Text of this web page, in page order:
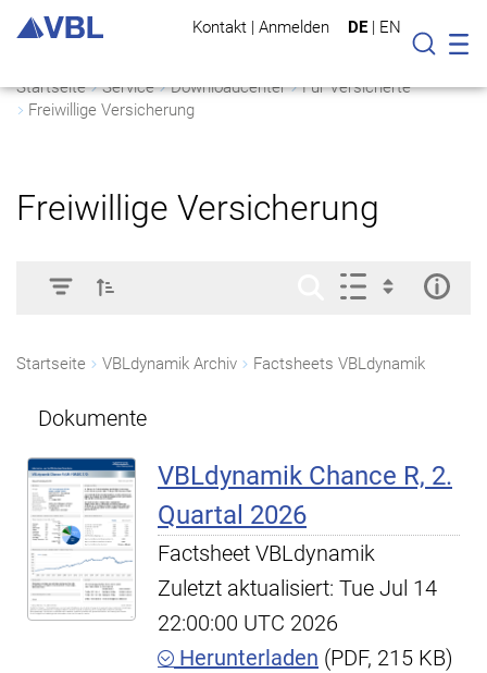
Kontakt | Anmelden DE | EN
Suche
Startseite Service Downloadcenter
Für Versicherte
Freiwillige Versicherung
Freiwillige Versicherung
Startseite VBLdynamik Archiv Factsheets VBLdynamik
Dokumente
VBLdynamik Chance R, 2.
Quartal 2026
Factsheet VBLdynamik
Zuletzt aktualisiert: Tue Jul 14
22:00:00 UTC 2026
Herunterladen (PDF, 215 KB)